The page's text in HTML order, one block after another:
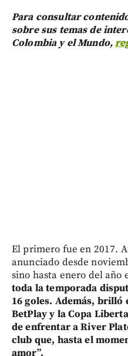
Para consultar
sobre sus temas de
Colombia y el Mundo,
El primero fue en 2017.
anunciado desde
sino hasta enero del año
toda la temporada
16 goles. Además,
BetPlay y la Copa
de enfrentar a River
club que, hasta el
amor”.